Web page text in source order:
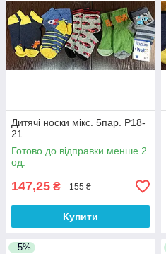
Дитячі носки мікс. 5пар. Р18-
21
Готово до відправки менше 2
од.
147,25 ₴ 155 ₴
Купити
–5%